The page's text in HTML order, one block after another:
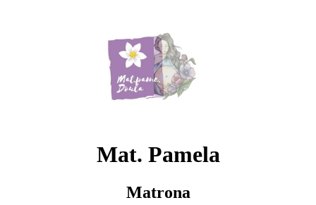
Mat. Pamela
Matrona